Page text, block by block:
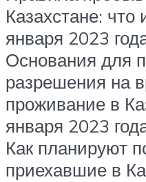
Казахстане: что
января 2023
Основания для
разрешения на
проживание в
января 2023
Как планируют
приехавшие в